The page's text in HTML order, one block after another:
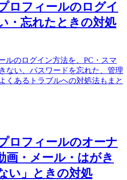
ロフィールのログイ
・忘れたときの対処
ルのログイン方法を、PC・スマ
ない、パスワードを忘れた、管理
くあるトラブルへの対処法もまと
ロフィールのオーナ
画・メール・はがき
い」ときの対処